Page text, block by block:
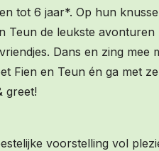
tot 6 jaar*. Op hun
Teun de leukste avonturen
Dans en zing mee
Fien en Teun én ga met
greet!
voorstelling vol